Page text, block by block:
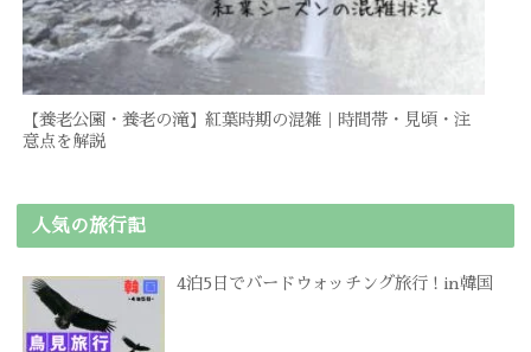
【養老公園・養老の滝】紅葉時期の混雑｜時間帯・見頃・注
意点を解説
人気の旅行記
4泊5日でバードウォッチング旅行 ! in韓国